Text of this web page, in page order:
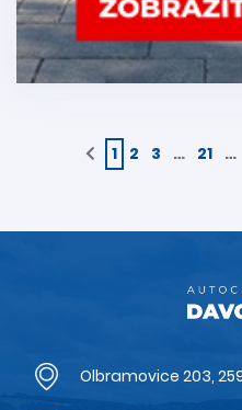
1 2 3 … 21 …
Olbramovice 203,